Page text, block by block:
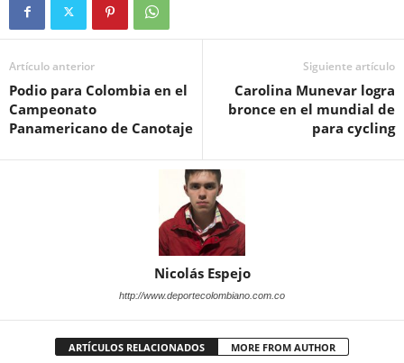
Artículo anterior
Podio para Colombia en el
Campeonato
Panamericano de Canotaje
Siguiente artículo
Carolina Munevar logra
bronce en el mundial de
para cycling
Nicolás Espejo
http://www.deportecolombiano.com.co
ARTÍCULOS RELACIONADOS MORE FROM AUTHOR